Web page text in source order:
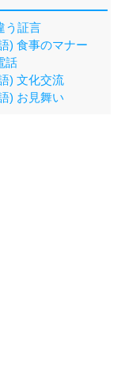
う証言
) 食事のマナー
話
) 文化交流
) お見舞い